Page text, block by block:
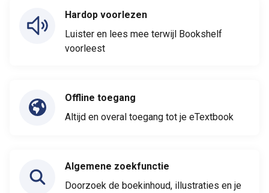
Hardop voorlezen
Luister en lees mee terwijl Bookshelf
voorleest
Offline toegang
Altijd en overal toegang tot je eTextbook
Algemene zoekfunctie
Doorzoek de boekinhoud, illustraties en je